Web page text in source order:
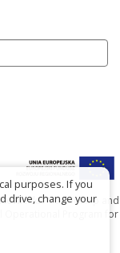
Voivodship and
Operational Program for
purposes. If you
drive, change your